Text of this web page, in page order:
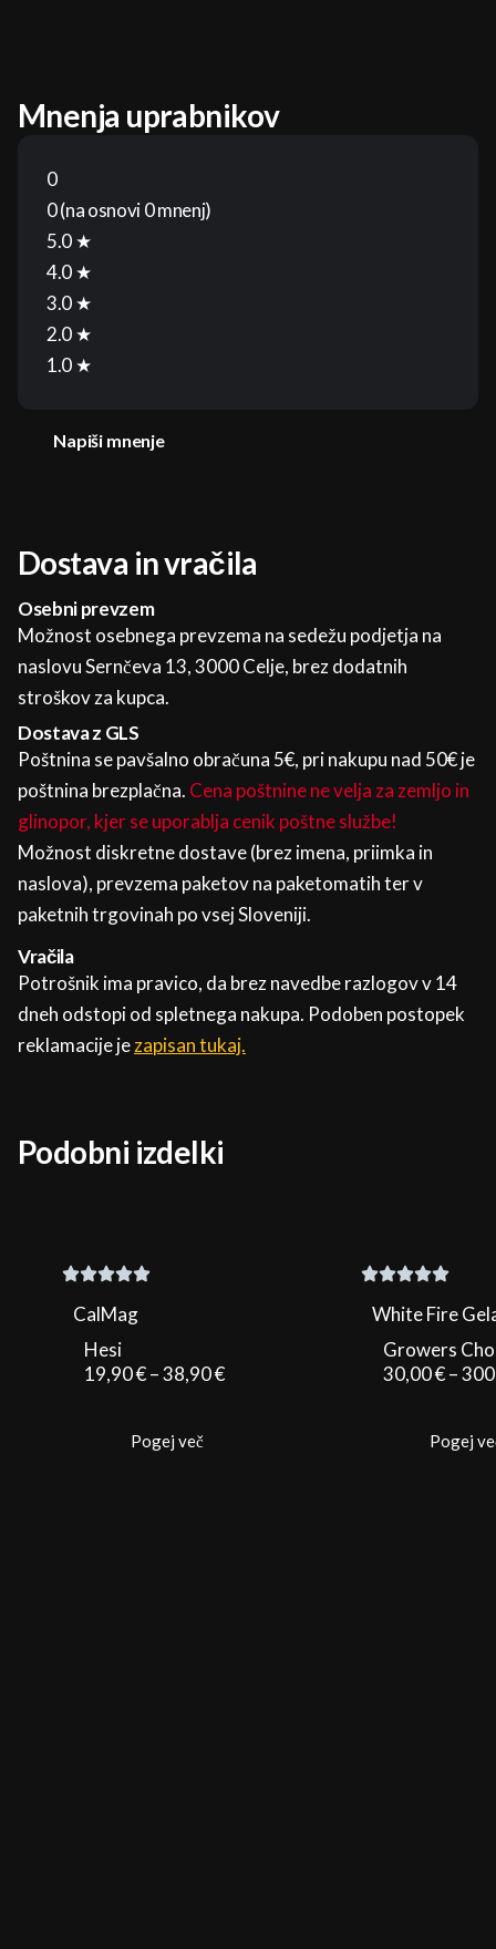
Mnenja uprabnikov
0
0 (na osnovi 0 mnenj)
5.0 ★
4.0 ★
3.0 ★
2.0 ★
1.0 ★
Napiši mnenje
Dostava in vračila
Osebni prevzem
Možnost osebnega prevzema na sedežu podjetja na
naslovu Sernčeva 13, 3000 Celje, brez dodatnih
stroškov za kupca.
Dostava z GLS
Poštnina se pavšalno obračuna 5€, pri nakupu nad 50€ je
poštnina brezplačna. Cena poštnine ne velja za zemljo in
glinopor, kjer se uporablja cenik poštne službe!
Možnost diskretne dostave (brez imena, priimka in
naslova), prevzema paketov na paketomatih ter v
paketnih trgovinah po vsej Sloveniji.
Vračila
Potrošnik ima pravico, da brez navedbe razlogov v 14
dneh odstopi od spletnega nakupa. Podoben postopek
reklamacije jezapisan tukaj.
Podobni izdelki
CalMag
Hesi
19,90€–38,90€Cenovni
Pogej več
White Fire
Growers
30,00€–
Pogej